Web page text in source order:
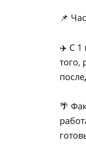
📌
✈️ С 1
того,
🌴